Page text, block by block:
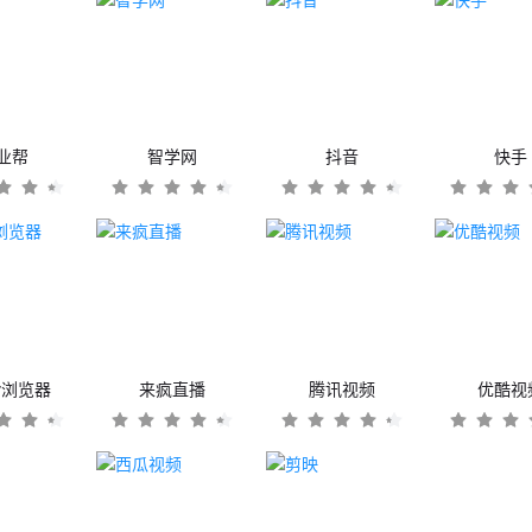
帮 智学网 抖音 快手
览器 来疯直播 腾讯视频 优酷视